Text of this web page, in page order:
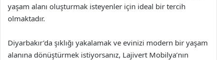
yaşam alanı oluşturmak isteyenler için ideal bir tercih
olmaktadır.
Diyarbakır’da şıklığı yakalamak ve evinizi modern bir yaşam
alanına dönüştürmek istiyorsanız, Lajivert Mobilya’nın